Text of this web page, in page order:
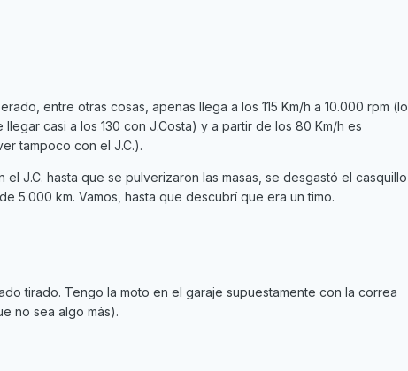
entre otras cosas, apenas llega a los 115 Km/h a 10.000 rpm (lo
casi a los 130 con J.Costa) y a partir de los 80 Km/h es
tampoco con el J.C.).
J.C. hasta que se pulverizaron las masas, se desgastó el casquillo
5.000 km. Vamos, hasta que descubrí que era un timo.
tirado. Tengo la moto en el garaje supuestamente con la correa
no sea algo más).